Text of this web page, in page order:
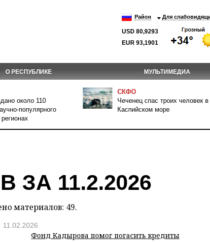
Район Для
USD 80,9293
EUR 93,1901
О РЕСПУБЛИКЕ МУЛЬТИМЕДИА
около 110
популярного
СКФО
Чеченец спас троих человек в
Каспийском море
ЗА 11.2.2026
материалов: 49.
11.02.2026
Фонд Кадырова помог погасить кредиты